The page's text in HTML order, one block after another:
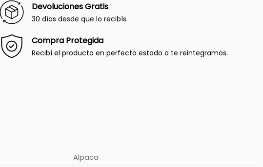
Devoluciones Gratis
30 días desde que lo recibís.
Compra Protegida
Recibí el producto en perfecto estado o te reintegramos.
Alpaca